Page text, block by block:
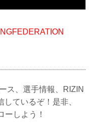
ス、選手情報、RIZIN
ているぞ！是非、
ーしよう！